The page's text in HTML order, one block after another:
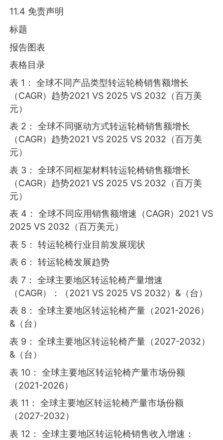
11.4 免责声明
标题
报告图表
表格目录
表 1： 全球不同产品类型转运轮椅销售额增长
（CAGR）趋势2021 VS 2025 VS 2032（百万美
元）
表 2： 全球不同驱动方式转运轮椅销售额增长
（CAGR）趋势2021 VS 2025 VS 2032（百万美
元）
表 3： 全球不同框架材料转运轮椅销售额增长
（CAGR）趋势2021 VS 2025 VS 2032（百万美
元）
表 4： 全球不同应用销售额增速（CAGR）2021 VS
2025 VS 2032（百万美元）
表 5： 转运轮椅行业目前发展现状
表 6： 转运轮椅发展趋势
表 7： 全球主要地区转运轮椅产量增速
（CAGR）：（2021 VS 2025 VS 2032）&（台）
表 8： 全球主要地区转运轮椅产量（2021-2026）
&（台）
表 9： 全球主要地区转运轮椅产量（2027-2032）
&（台）
表 10： 全球主要地区转运轮椅产量市场份额
（2021-2026）
表 11： 全球主要地区转运轮椅产量市场份额
（2027-2032）
表 12： 全球主要地区转运轮椅销售收入增速：